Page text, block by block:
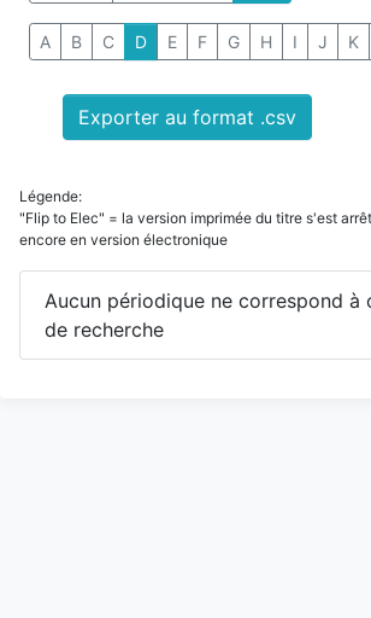
A B C D E F G H I J K
Exporter au format .csv
Légende:
"Flip to Elec" = la version imprimée du titre s'est
encore en version électronique
Aucun périodique ne correspond à
de recherche